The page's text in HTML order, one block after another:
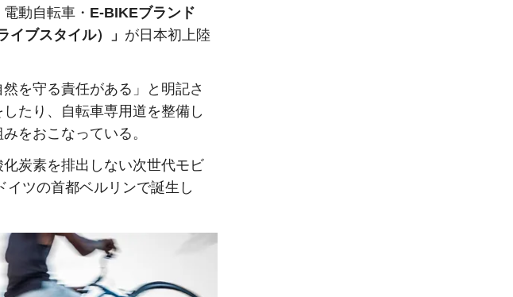
動自転車・ E-BIKEブランド
イブスタイル）」 が日本初上陸
を守る責任がある」と明記さ
たり、自転車専用道を整備し
をおこなっている。
化炭素を排出しない次世代モビ
イツの首都ベルリンで誕生し